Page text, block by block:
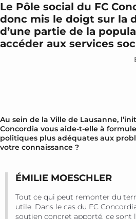
Le Pôle social du FC
donc mis le doigt sur la
d’une partie de la
accéder aux services
Au sein de la Ville de Lausanne,
Concordia vous aide-t-elle à
politiques plus adéquates aux
votre connaissance ?
ÉMILIE MOESCHLER
Tout ce qui peut remonter du
utile. Dans le cas du FC
soutien concret apporté, ce sont